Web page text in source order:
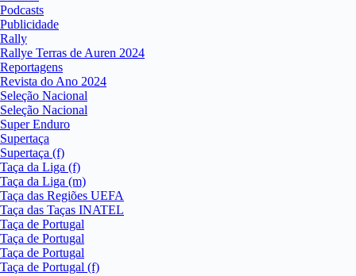
Podcasts
Publicidade
Rally
Rallye Terras de Auren 2024
Reportagens
Revista do Ano 2024
Seleção Nacional
Seleção Nacional
Super Enduro
Supertaça
Supertaça (f)
Taça da Liga (f)
Taça da Liga (m)
Taça das Regiões UEFA
Taça das Taças INATEL
Taça de Portugal
Taça de Portugal
Taça de Portugal
Taça de Portugal (f)